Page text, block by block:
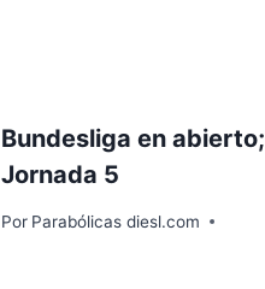
Bundesliga en abierto;
Jornada 5
Por Parabólicas diesl.com